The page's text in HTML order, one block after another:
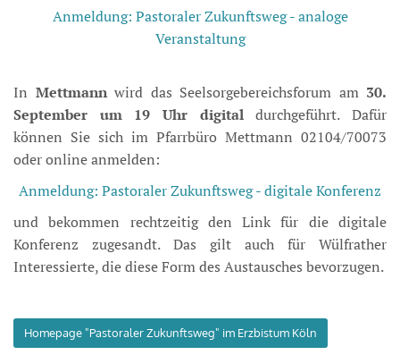
Anmeldung: Pastoraler Zukunftsweg - analoge
Veranstaltung
In Mettmannwird das Seelsorgebereichsforum am 30.
September um 19 Uhr
digitaldurchgeführt. Dafür
können Sie sich im Pfarrbüro Mettmann 02104/70073
oder online anmelden:
Anmeldung: Pastoraler Zukunftsweg - digitale Konferenz
und bekommen rechtzeitig den Link für die digitale
Konferenz zugesandt. Das gilt auch für Wülfrather
Interessierte, die diese Form des Austausches bevorzugen.
Homepage "Pastoraler Zukunftsweg" im Erzbistum Köln